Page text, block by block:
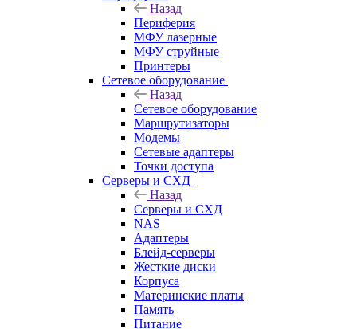
Назад
Периферия
МФУ лазерные
МФУ струйные
Принтеры
Сетевое оборудование
Назад
Сетевое оборудование
Маршрутизаторы
Модемы
Сетевые адаптеры
Точки доступа
Серверы и СХД
Назад
Серверы и СХД
NAS
Адаптеры
Блейд-серверы
Жесткие диски
Корпуса
Материнские платы
Память
Питание